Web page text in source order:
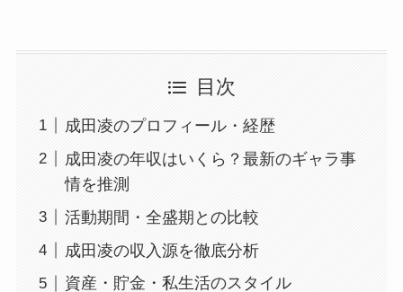
目次
成田凌のプロフィール・経歴
成田凌の年収はいくら？最新のギャラ事
情を推測
活動期間・全盛期との比較
成田凌の収入源を徹底分析
資産・貯金・私生活のスタイル